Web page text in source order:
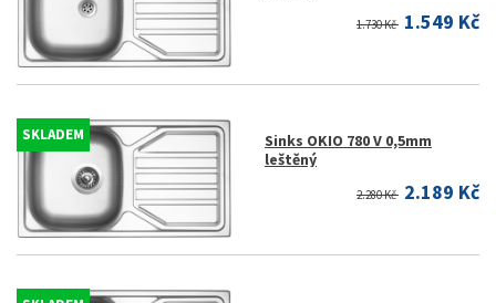
1.730 Kč 1.549 Kč
SKLADEM
Sinks OKIO 780 V 0,5mm
leštěný
2.280 Kč 2.189 Kč